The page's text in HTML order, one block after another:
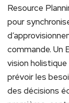
Resource
pour
commande. Un
vision
prévoir les
des décisions